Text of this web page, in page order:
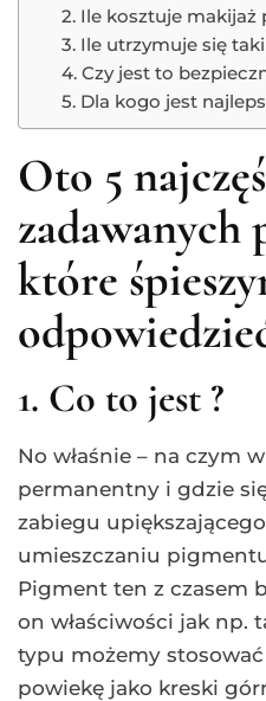
2. Ile kosztuje makijaż
3. Ile utrzymuje się
4. Czy jest to
5. Dla kogo jest
Oto 5
zadawanych
które
1. Co to jest ?
No właśnie – na czym
permanentny i gdzie
zabiegu
umieszczaniu
Pigment ten z czasem
on właściwości jak np.
typu możemy
powiekę jako kreski